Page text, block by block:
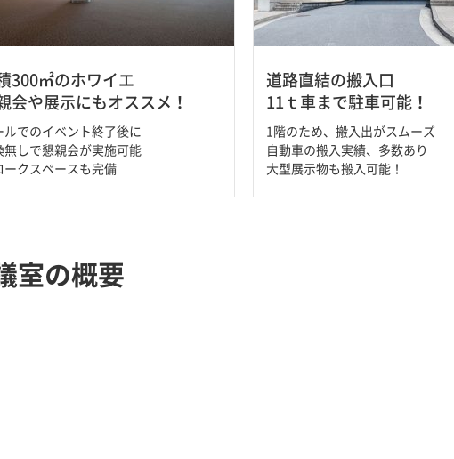
300㎡のホワイエ
会や展示にもオススメ！
ルでのイベント終了後に
無しで懇親会が実施可能
ークスペースも完備
道路直結の搬入口
11ｔ車まで駐車可能！
1階のため、搬入出がスムーズ
自動車の搬入実績、多数あり
大型展示物も搬入可能！
室の概要